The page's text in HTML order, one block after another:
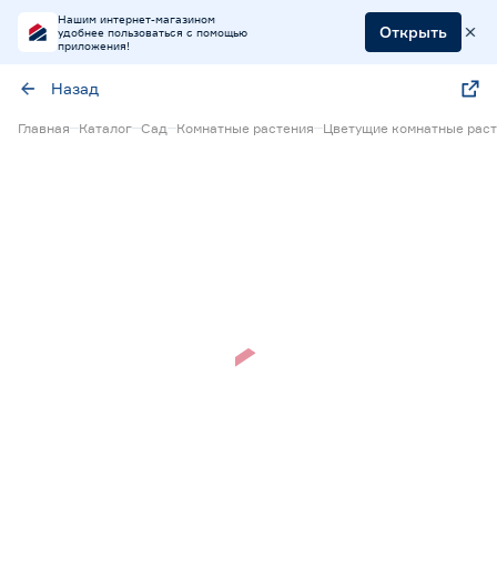
Нашим интернет-магазином
удобнее пользоваться с помощью
приложения!
Открыть
Назад
Главная Каталог Сад Комнатные растения Цветущие комнатные